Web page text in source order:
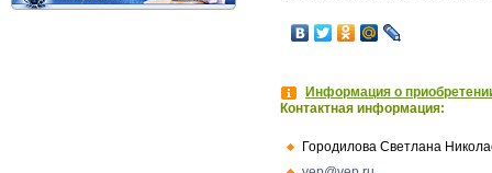
Информация о
Контактная информация:
Городилова Светлана